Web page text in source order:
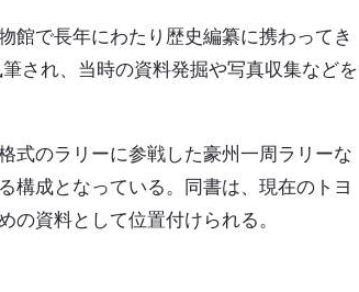
館で長年にわたり歴史編纂に携わってき
され、当時の資料発掘や写真収集などを
式のラリーに参戦した豪州一周ラリーな
構成となっている。同書は、現在のトヨ
の資料として位置付けられる。